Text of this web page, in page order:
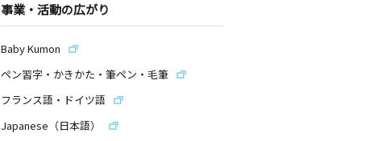
事業・活動の広がり
Baby Kumon
ペン習字・かきかた・筆ペン・毛筆
フランス語・ドイツ語
Japanese（日本語）